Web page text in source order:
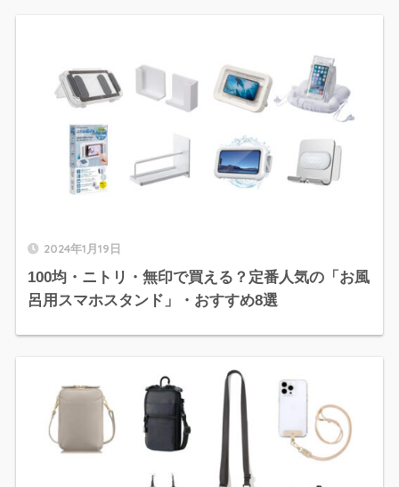
2024年1月19日
100均・ニトリ・無印で買える？定番人気の「お風
呂用スマホスタンド」・おすすめ8選